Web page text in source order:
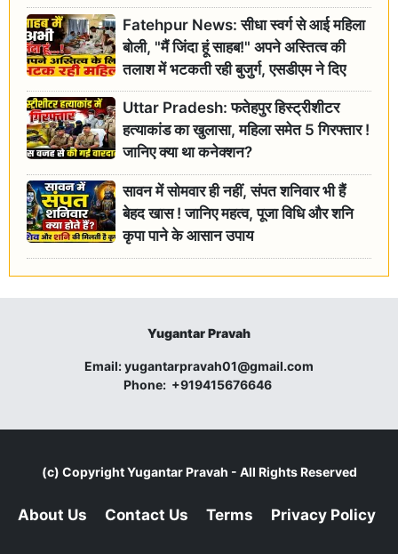
Fatehpur News: सीधा स्वर्ग से आई महिला
बोली, "मैं जिंदा हूं साहब!" अपने अस्तित्व की
तलाश में भटकती रही बुजुर्ग, एसडीएम ने दिए
जांच के आदेश
Uttar Pradesh: फतेहपुर हिस्ट्रीशीटर
हत्याकांड का खुलासा, महिला समेत 5 गिरफ्तार !
जानिए क्या था कनेक्शन?
सावन में सोमवार ही नहीं, संपत शनिवार भी हैं
बेहद खास ! जानिए महत्व, पूजा विधि और शनि
कृपा पाने के आसान उपाय
Yugantar Pravah
Email:yugantarpravah01@gmail.com
Phone: +919415676646
(c) CopyrightYugantar Pravah - All Rights Reserved
About Us Contact Us Terms Privacy Policy